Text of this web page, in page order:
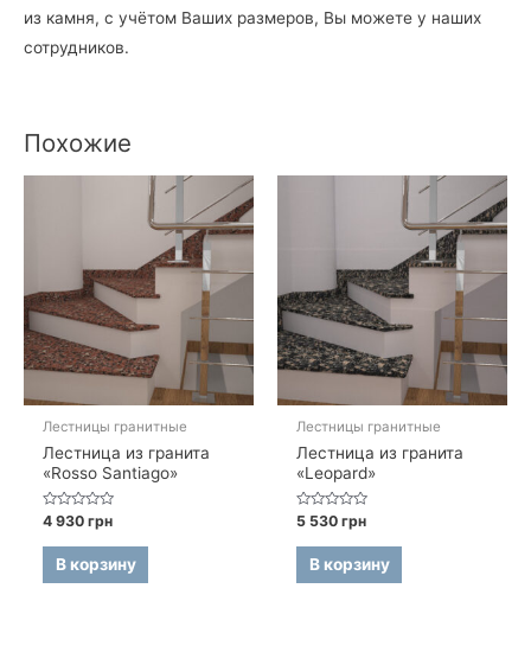
из камня, с учётом Ваших размеров, Вы можете у наших
сотрудников.
Похожие
Лестницы гранитные
Лестница из гранита
«Rosso Santiago»
Оценка
из
4 930грн
В корзину
Лестницы гранитные
Лестница из гранита
«Leopard»
Оценка
из
5 530грн
В корзину